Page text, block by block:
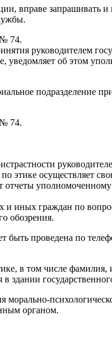
вправе
74.
руководителем
об этом
подразделение
74.
осуществляет свою
отчеты
иных граждан по
обозрения.
проведена по
в том числе
здании
органом.